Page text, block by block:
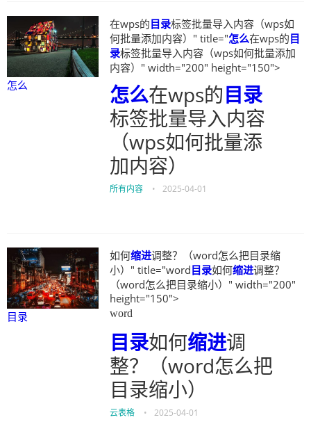
怎么
在wps的目录标签批量导入内容（wps如
何批量添加内容）" title="怎么在wps的目
录标签批量导入内容（wps如何批量添加
内容）" width="200" height="150">
怎么在wps的目录
标签批量导入内容
（wps如何批量添
加内容）
所有内容 • 2025-04-01
目录
如何缩进调整？（word怎么把目录缩
小）" title="word目录如何缩进调整？
（word怎么把目录缩小）" width="200"
height="150">
word
目录如何缩进调
整？（word怎么把
目录缩小）
云表格 • 2025-04-01